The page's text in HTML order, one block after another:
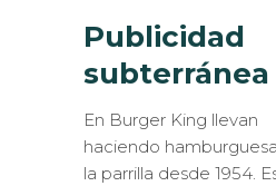
Publicidad
subterránea
En Burger King llevan
haciendo
la parrilla desde 1954.